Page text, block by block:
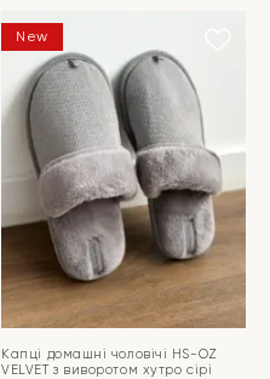
ціна:
699 грн.
ціна:
559 грн.
New
Капці домашні чоловічі HS-OZ
VELVET з виворотом хутро сірі